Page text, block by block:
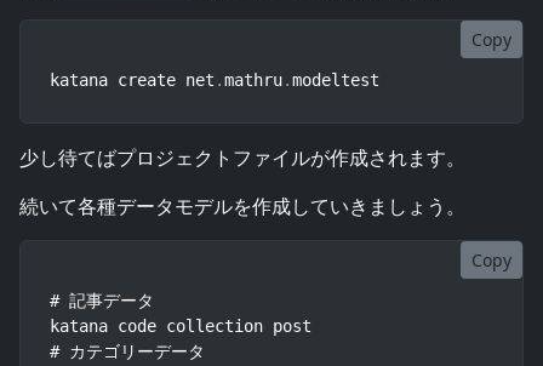
Copy
katana create net .mathru.modeltest
少し待てばプロジェクトファイルが作成されます。
続いて各種データモデルを作成していきましょう。
Copy
# 記事データ
katana code collection post
# カテゴリーデータ